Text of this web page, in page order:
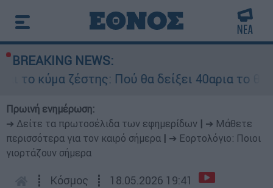
BREAKING NEWS:
δείξει 40αρια το θερμόμετρο - Οι περιοχές
Πρωινή ενημέρωση:
➔ Δείτε τα πρωτοσέλιδα των εφημερίδων
➔ Μάθετε
περισσότερα για τον καιρό σήμερα
➔ Εορτολόγιο: Ποιοι
γιορτάζουν σήμερα
┋ Κόσμος ┋ 18.05.2026 19:41